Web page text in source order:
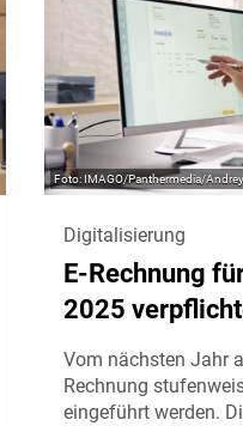
IMAGO/Panthermedia/
Digitalisierung
E-Rechnung
2025
Vom nächsten Jahr
Rechnung
eingeführt werden.